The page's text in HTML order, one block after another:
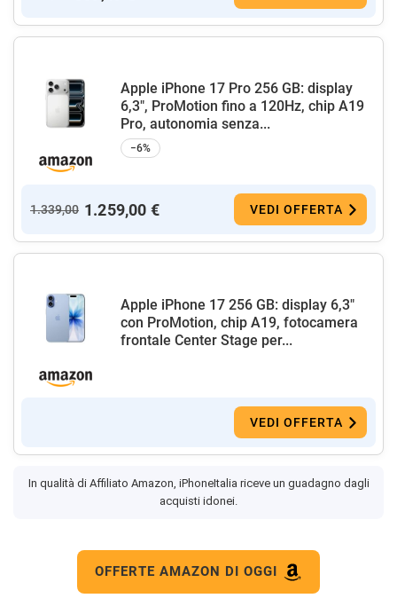
Apple iPhone 17 Pro 256 GB: display
6,3", ProMotion fino a 120Hz, chip A19
Pro, autonomia senza...
−6%
1.339,00 1.259,00 € VEDI OFFERTA
Apple iPhone 17 256 GB: display 6,3"
con ProMotion, chip A19, fotocamera
frontale Center Stage per...
VEDI OFFERTA
In qualità di Affiliato Amazon, iPhoneItalia riceve un guadagno dagli
acquisti idonei.
OFFERTE AMAZON DI OGGI